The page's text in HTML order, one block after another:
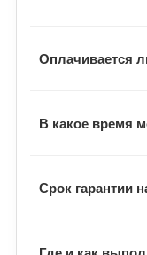
Замерщик
Оплачивается
Выезд
В какое время
Визит мастера
Срок гарантии
В договоре